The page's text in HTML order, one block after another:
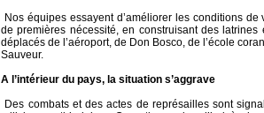
Nos équipes essayent d’améliorer les conditions
de premières nécessité, en construisant des
déplacés de l’aéroport, de Don Bosco, de l’école
Sauveur.
A l’intérieur du pays, la situation s’aggrave
Des combats et des actes de représailles sont